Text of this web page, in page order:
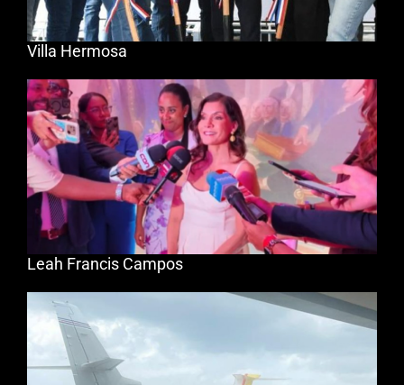
Villa Hermosa
Leah Francis Campos